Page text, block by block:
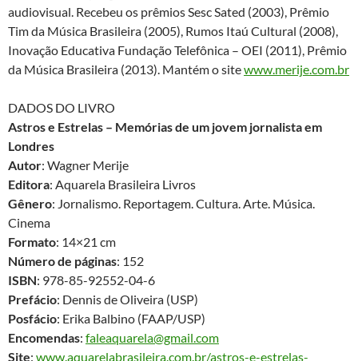
audiovisual. Recebeu os prêmios Sesc Sated (2003), Prêmio
Tim da Música Brasileira (2005), Rumos Itaú Cultural (2008),
Inovação Educativa Fundação Telefônica – OEI (2011), Prêmio
da Música Brasileira (2013)­­­­. Mantém o sitewww.merije.com.br
DADOS DO LIVRO
Astros e Estrelas – Memórias de um jovem jornalista em
Londres
Autor: Wagner Merije
Editora: Aquarela Brasileira Livros
Gênero: Jornalismo. Reportagem. Cultura. Arte. Música.
Cinema
Formato: 14×21 cm
Número de páginas: 152
ISBN: 978-85-92552-04-6
Prefácio: Dennis de Oliveira (USP)
Posfácio: Erika Balbino (FAAP/USP)
Encomendas: faleaquarela@gmail.com
Site: www.aquarelabrasileira.com.br/astros-e-estrelas-